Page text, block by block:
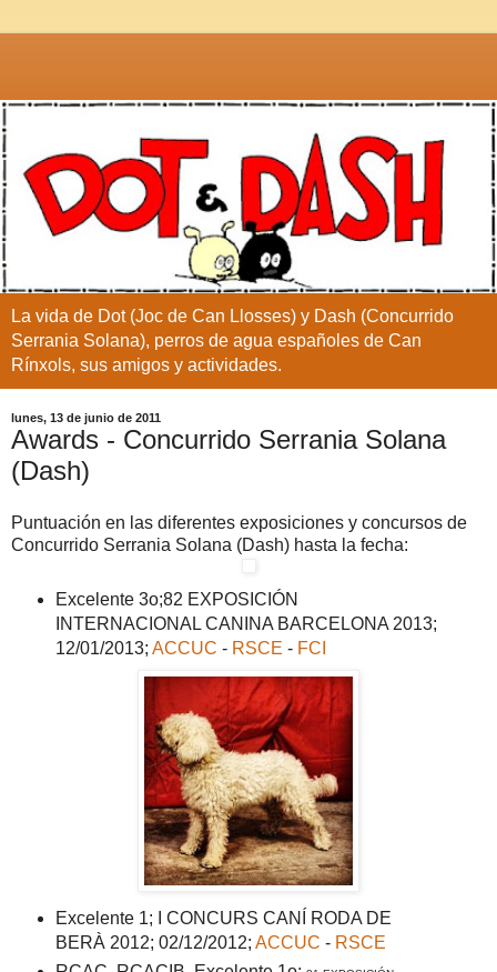
La vida de Dot (Joc de Can Llosses) y Dash (Concurrido
Serrania Solana), perros de agua españoles de Can
Rínxols, sus amigos y actividades.
lunes, 13 de junio de 2011
Awards - Concurrido Serrania Solana
(Dash)
Puntuación en las diferentes exposiciones y concursos de
Concurrido Serrania Solana (Dash) hasta la fecha:
Excelente 3o;82 EXPOSICIÓN
INTERNACIONAL CANINA BARCELONA 2013;
12/01/2013; ACCUC - RSCE - FCI
Excelente 1; I CONCURS CANÍ RODA DE
BERÀ 2012; 02/12/2012; ACCUC - RSCE